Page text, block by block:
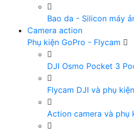
Bao da - Silicon máy
Camera action
Phụ kiện GoPro - Flycam
DJI Osmo Pocket 3
Flycam DJI và phụ kiện
Action camera và phụ